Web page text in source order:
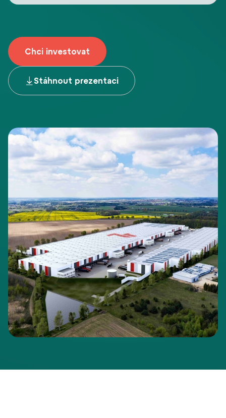
Chci investovat
Stáhnout prezentaci